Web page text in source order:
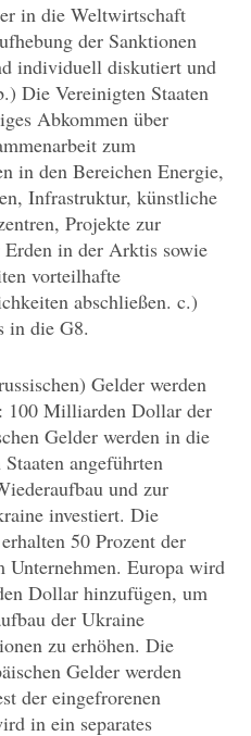
in die Weltwirtschaft
der Sanktionen
individuell diskutiert und
Die Vereinigten Staaten
Abkommen über
zum
in den Bereichen Energie,
Infrastruktur, künstliche
Projekte zur
Erden in der Arktis sowie
vorteilhafte
abschließen. c.)
in die G8.
Gelder werden
100 Milliarden Dollar der
Gelder werden in die
angeführten
und zur
investiert. Die
50 Prozent der
Unternehmen. Europa wird
Dollar hinzufügen, um
der Ukraine
zu erhöhen. Die
Gelder werden
der eingefrorenen
in ein separates